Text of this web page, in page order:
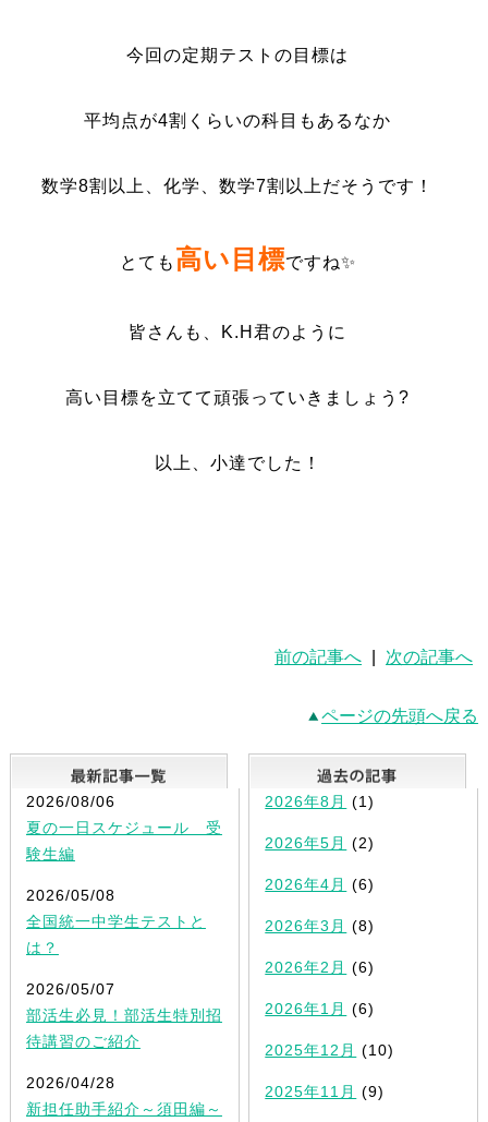
今回の定期テストの目標は
平均点が4割くらいの科目もあるなか
数学8割以上、化学、数学7割以上だそうです！
とても 高い目標ですね✨
皆さんも、K.H君のように
高い目標を立てて頑張っていきましょう?
以上、小達でした！
前の記事へ 次の記事へ
ページの先頭へ戻る
最新記事一覧
2026/08/06
夏の一日スケジュール 受
験生編
2026/05/08
全国統一中学生テストと
は？
2026/05/07
部活生必見！部活生特別招
待講習のご紹介
2026/04/28
新担任助手紹介～須田編～
2026年8月 (1)
2026年5月 (2)
2026年4月 (6)
2026年3月 (8)
2026年2月 (6)
2026年1月 (6)
2025年12月 (10)
2025年11月 (9)